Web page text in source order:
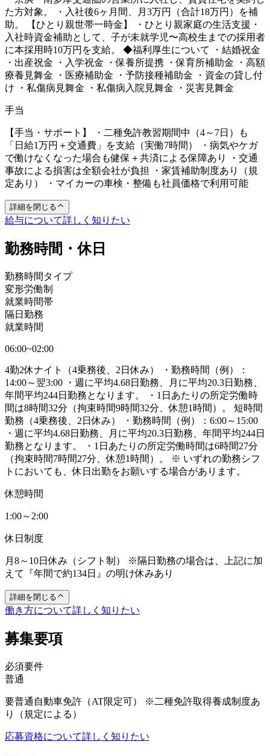
た方対象。 ・入社後6ヶ月間、月3万円（合計18万円）を補
助。 【ひとり親世帯一時金】 ・ひとり親家庭の生活支援・
入社時資金補助として、子が未就学児〜高校生までの採用者
に本採用時10万円を支給。 ◆福利厚生について ・結婚祝金
・出産祝金 ・入学祝金 ・保養所提携 ・保育所補助金 ・高額
療養見舞金 ・医療補助金 ・予防接種補助金 ・資金の貸し付
け ・私傷病見舞金 ・私傷病入院見舞金 ・災害見舞金
手当
【手当・サポート】 ・二種免許教習期間中（4～7日）も
「日給1万円＋交通費」を支給（実働7時間） ・病気やケガ
で働けなくなった場合も健保＋共済による保障あり ・交通
事故による損害は全額会社が負担 ・家賃補助制度あり（規
定あり） ・マイカーの車検・整備も社員価格で利用可能
詳細を閉じる
給与について詳しく知りたい
勤務時間・休日
勤務時間タイプ
変形労働制
就業時間帯
隔日勤務
就業時間
06:00~02:00
4勤2休ナイト（4乗務後、2日休み） ・勤務時間（例）：
14:00～翌3:00 ・週に平均4.68日勤務、月に平均20.3日勤務、
年間平均244日勤務となります。 ・1日あたりの所定労働時
間は8時間32分（拘束時間9時間32分、休憩1時間）。 短時間
勤務（4乗務後、2日休み） ・勤務時間（例）：6:00～15:00
・週に平均4.68日勤務、月に平均20.3日勤務、年間平均244日
勤務となります。 ・1日あたりの所定労働時間は6時間27分
（拘束時間7時間27分、休憩1時間）。 ※ いずれの勤務シフ
トにおいても、休日出勤をお願いする場合があります。
休憩時間
1:00～2:00
休日制度
月8～10日休み（シフト制） ※隔日勤務の場合は、上記に加
えて『年間で約134日』の明け休みあり
詳細を閉じる
働き方について詳しく知りたい
募集要項
必須要件
普通
要普通自動車免許（AT限定可） ※二種免許取得養成制度あ
り（規定による）
応募資格について詳しく知りたい